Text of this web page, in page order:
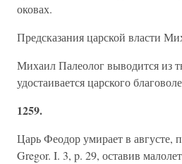
оковах.
Предсказания царской власти
Михаил Палеолог выводится из
удостаивается царского
1259.
Царь Феодор умирает в августе,
Gregor. I. 3, p. 29, оставив